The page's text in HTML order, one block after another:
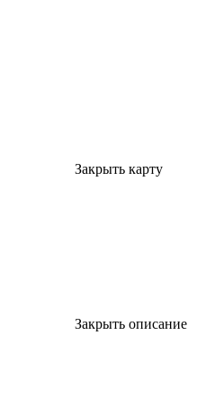
Закрыть карту
Закрыть описание